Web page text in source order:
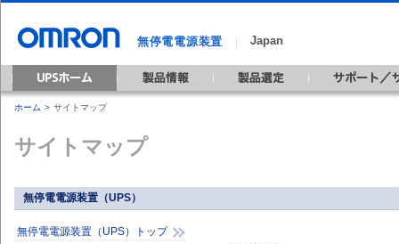
無停電電源装置 ｜ Japan
ホーム > サイトマップ
サイトマップ
無停電電源装置（UPS）
無停電電源装置（UPS）トップ